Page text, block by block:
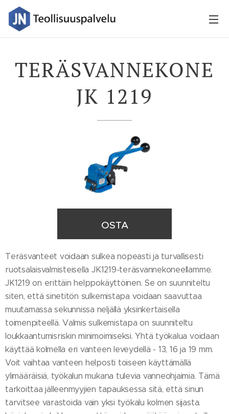
TERÄSVANNEKONE
JK 1219
OSTA
Teräsvanteet voidaan sulkea nopeasti ja turvallisesti
ruotsalaisvalmisteisella JK1219-teräsvannekoneellamme.
JK1219 on erittäin helppokäyttöinen. Se on suunniteltu
siten, että sinetitön sulkemistapa voidaan saavuttaa
muutamassa sekunnissa neljällä yksinkertaisella
toimenpiteellä. Valmis sulkemistapa on suunniteltu
loukkaantumisriskin minimoimiseksi. Yhtä työkalua voidaan
käyttää kolmella eri vanteen leveydellä - 13, 16 ja 19 mm.
Voit vaihtaa vanteen helposti toiseen käyttämällä
ylimääräisiä, työkalun mukana tulevia vanneohjaimia. Tämä
tarkoittaa jälleenmyyjien tapauksessa sitä, että sinun
tarvitsee varastoida vain yksi työkalu kolmen sijasta.